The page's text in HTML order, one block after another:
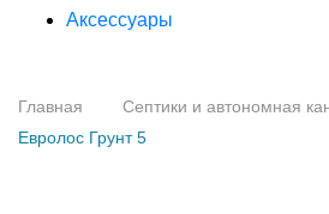
Аксессуары
Главная
Септики и автономная
Евролос Грунт 5